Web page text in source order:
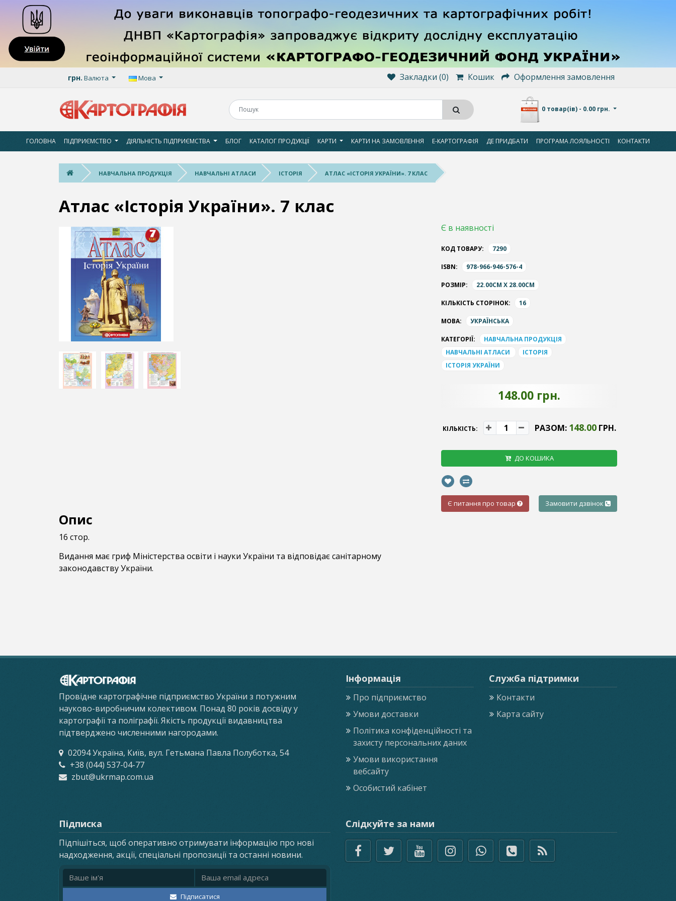
грн. Валюта Мова Закладки (0) Кошик Оформлення замовлення
0 товар(ів) - 0.00 грн.
ГОЛОВНА ПІДПРИЄМСТВО ДІЯЛЬНІСТЬ ПІДПРИЄМСТВА БЛОГ КАТАЛОГ ПРОДУКЦІЇ КАРТИ КАРТИ НА ЗАМОВЛЕННЯ Е-КАРТОГРАФІЯ ДЕ ПРИДБАТИ ПРОГРАМА ЛОЯЛЬНОСТІ КОНТАКТИ
НАВЧАЛЬНА ПРОДУКЦІЯ НАВЧАЛЬНІ АТЛАСИ ІСТОРІЯ АТЛАС «ІСТОРІЯ УКРАЇНИ». 7 КЛАС
Атлас «Історія України». 7 клас
Є в наявності
КОД ТОВАРУ: 7290
ISBN: 978-966-946-576-4
РОЗМІР: 22.00CM X 28.00CM
КІЛЬКІСТЬ СТОРІНОК: 16
МОВА: УКРАЇНСЬКА
КАТЕГОРІЇ:
НАВЧАЛЬНА ПРОДУКЦІЯ
НАВЧАЛЬНІ АТЛАСИ
ІСТОРІЯ
ІСТОРІЯ УКРАЇНИ
148.00 грн.
КІЛЬКІСТЬ: РАЗОМ: 148.00ГРН.
ДО КОШИКА
Є питання про товар Замовити дзвінок
Опис
16 стор.
Видання має гриф Міністерства освіти і науки України та відповідає санітарному
законодавству України.
Провідне картографічне підприємство України з потужним
науково-виробничим колективом. Понад 80 років досвіду у
картографії та поліграфії. Якість продукції видавництва
підтверджено численними нагородами.
02094 Україна, Київ, вул. Гетьмана Павла Полуботка, 54
+38 (044) 537-04-77
zbut@ukrmap.com.ua
Інформація
Про підприємство
Умови доставки
Політика конфіденційності та
захисту персональних даних
Умови використання
вебсайту
Особистий кабінет
Служба підтримки
Контакти
Карта сайту
Підписка
Підпішіться, щоб оперативно отримувати інформацію про нові
надходження, акції, спеціальні пропозиції та останні новини.
Ім'я Email адреса
Підписатися
Слідкуйте за нами